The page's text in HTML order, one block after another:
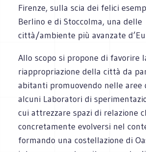
Firenze, sulla scia dei felici
Berlino e di Stoccolma, una delle
città/ambiente più avanzate
Allo scopo si propone di favorire
riappropriazione della città da
abitanti promuovendo nelle aree
alcuni Laboratori di
cui attrezzare spazi di relazione
concretamente evolversi nel
formando una costellazione di